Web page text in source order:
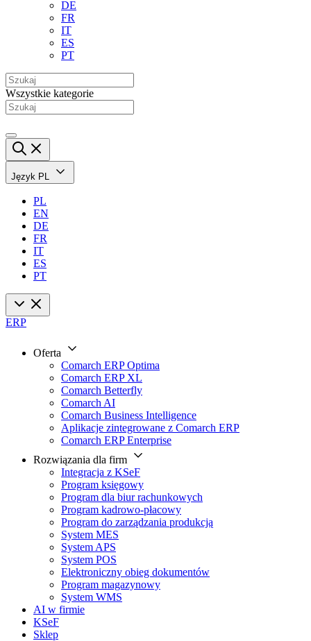
DE
FR
IT
ES
PT
Wszystkie kategorie
Język PL
PL
EN
DE
FR
IT
ES
PT
ERP
Oferta
Comarch ERP Optima
Comarch ERP XL
Comarch Betterfly
Comarch AI
Comarch Business Intelligence
Aplikacje zintegrowane z Comarch ERP
Comarch ERP Enterprise
Rozwiązania dla firm
Integracja z KSeF
Program księgowy
Program dla biur rachunkowych
Program kadrowo-płacowy
Program do zarządzania produkcją
System MES
System APS
System POS
Elektroniczny obieg dokumentów
Program magazynowy
System WMS
AI w firmie
KSeF
Sklep